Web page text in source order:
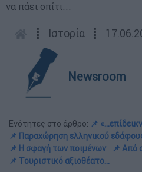
να πάει σπίτι...
┋ Ιστορία ┋
Newsroom
Ενότητες στο άρθρο: 📌
📌 Παραχώρηση ελληνικού
📌 Η σφαγή των ποιμένων
📌 Από
📌 Τουριστικό αξιοθέατο...